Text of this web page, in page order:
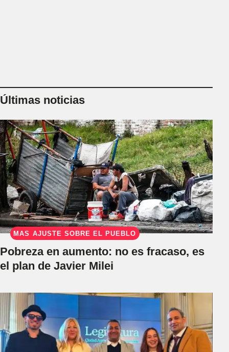
Últimas noticias
MÁS AJUSTE SOBRE EL PUEBLO
Pobreza en aumento: no es fracaso, es
el plan de Javier Milei